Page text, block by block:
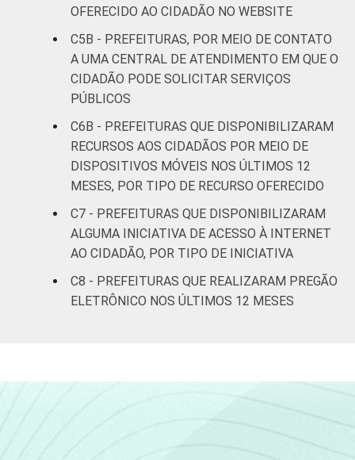
100 mil até
500 mil
habitantes
70 27 3
Mais de
habitantes
REGIÃO
E
PORTE
Norte - Até
5 mil
habitantes
42 54 5
Norte -
mil até 10
mil
68 29 3
Mais de 10
OFERECIDO AO CIDADÃO NO WEBSITE
C5B - PREFEITURAS, POR MEIO DE CONTATO
A UMA CENTRAL DE ATENDIMENTO EM QUE O
CIDADÃO PODE SOLICITAR SERVIÇOS
PÚBLICOS
C6B - PREFEITURAS QUE DISPONIBILIZARAM
RECURSOS AOS CIDADÃOS POR MEIO DE
DISPOSITIVOS MÓVEIS NOS ÚLTIMOS 12
MESES, POR TIPO DE RECURSO OFERECIDO
C7 - PREFEITURAS QUE DISPONIBILIZARAM
ALGUMA INICIATIVA DE ACESSO À INTERNET
AO CIDADÃO, POR TIPO DE INICIATIVA
C8 - PREFEITURAS QUE REALIZARAM PREGÃO
ELETRÔNICO NOS ÚLTIMOS 12 MESES